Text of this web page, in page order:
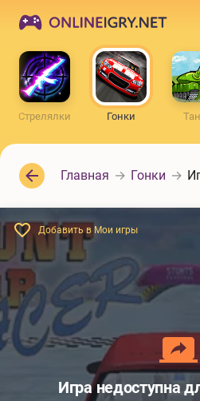
Стрелялки Гонки
Главная Гонки
Игра недоступна
Добавить в Мои игры